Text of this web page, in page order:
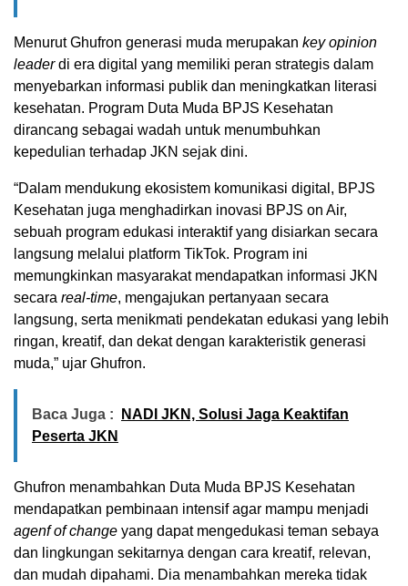
Menurut Ghufron generasi muda merupakan key opinion
leaderdi era digital yang memiliki peran strategis dalam
menyebarkan informasi publik dan meningkatkan literasi
kesehatan. Program Duta Muda BPJS Kesehatan
dirancang sebagai wadah untuk menumbuhkan
kepedulian terhadap JKN sejak dini.
“Dalam mendukung ekosistem komunikasi digital, BPJS
Kesehatan juga menghadirkan inovasi BPJS on Air,
sebuah program edukasi interaktif yang disiarkan secara
langsung melalui platform TikTok. Program ini
memungkinkan masyarakat mendapatkan informasi JKN
secara real-time, mengajukan pertanyaan secara
langsung, serta menikmati pendekatan edukasi yang lebih
ringan, kreatif, dan dekat dengan karakteristik generasi
muda,” ujar Ghufron.
Baca Juga :
NADI JKN, Solusi Jaga Keaktifan
Peserta JKN
Ghufron menambahkan Duta Muda BPJS Kesehatan
mendapatkan pembinaan intensif agar mampu menjadi
agenf of change yang dapat mengedukasi teman sebaya
dan lingkungan sekitarnya dengan cara kreatif, relevan,
dan mudah dipahami. Dia menambahkan mereka tidak